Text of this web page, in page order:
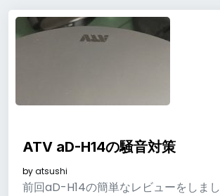
ATV aD-H14の騒音対策
byatsushi
前回aD-H14の簡単なレビューをしまし